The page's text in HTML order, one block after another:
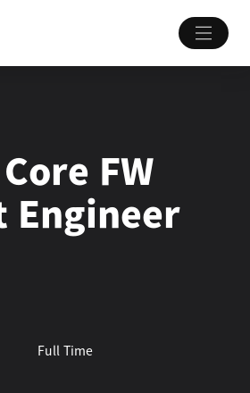
FW
Engineer
Full Time